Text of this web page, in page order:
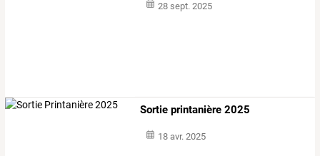
28 sept. 2025
Sortie printanière 2025
18 avr. 2025